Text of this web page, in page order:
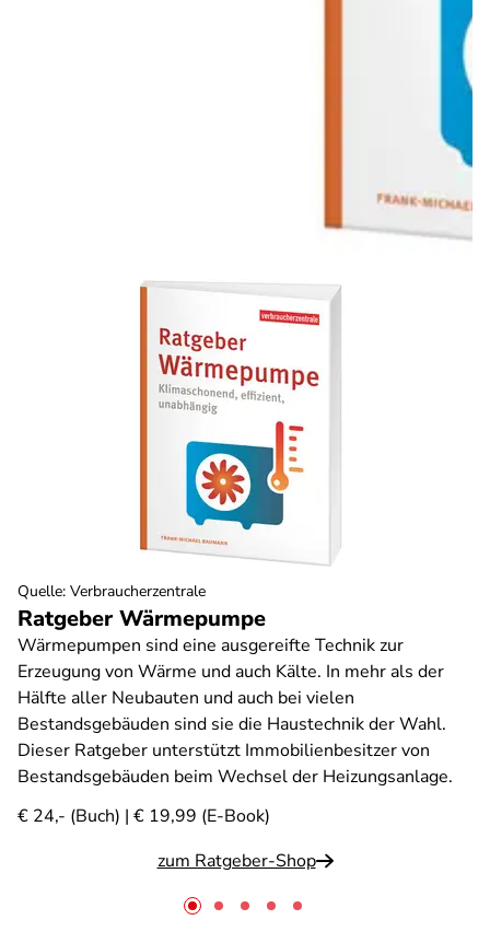
Ratgeber Wärmepumpe
Wärmepumpen sind eine ausgereifte Technik zur
Erzeugung von Wärme und auch Kälte. In mehr als der
Hälfte aller Neubauten und auch bei vielen
Bestandsgebäuden sind sie die Haustechnik der Wahl.
Dieser Ratgeber unterstützt Immobilienbesitzer von
Bestandsgebäuden beim Wechsel der Heizungsanlage.
€ 24,- (Buch) | € 19,99 (E-Book)
zum Ratgeber-Shop
Quelle: Verbraucherzentrale